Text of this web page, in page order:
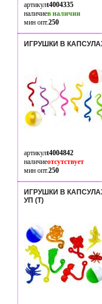
артикулt4004335
наличиев наличии
мин опт.250
ИГРУШКИ В
артикулt4004842
наличиеотсутствует
мин опт.250
ИГРУШКИ В
УП (Т)